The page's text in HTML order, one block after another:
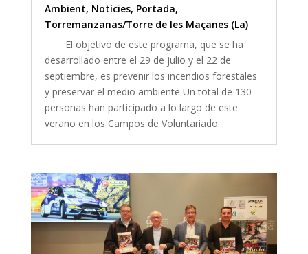
Ambient, Notícies, Portada,
Torremanzanas/Torre de les Maçanes (La)
El objetivo de este programa, que se ha
desarrollado entre el 29 de julio y el 22 de
septiembre, es prevenir los incendios forestales
y preservar el medio ambiente Un total de 130
personas han participado a lo largo de este
verano en los Campos de Voluntariado...